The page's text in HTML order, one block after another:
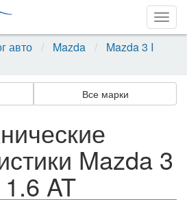
авто Mazda
Mazda 3 I
Все марки
Mazda 3
1.6 AT